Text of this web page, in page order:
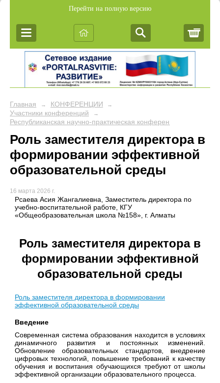
Перейти на полную версию
Главная → КОНФЕРЕНЦИИ →
Участники конференций →
Республиканская научно-практическая конференция
Роль заместителя директора в
формировании эффективной
образовательной среды
16 марта 2026 г.
Рсаева Асия Жангалиевна, Заместитель директора по
учебно-воспитательной работе, КГУ
«Общеобразовательная школа №158», г. Алматы
Роль заместителя директора в
формировании эффективной
образовательной среды
Роль заместителя директора в формировании
эффективной образовательной среды
Введение
Современная система образования находится в условиях
динамичного развития и постоянных изменений.
Обновление образовательных стандартов, внедрение
цифровых технологий, повышение требований к качеству
обучения и воспитания обучающихся требуют от школы
эффективной организации образовательного процесса.